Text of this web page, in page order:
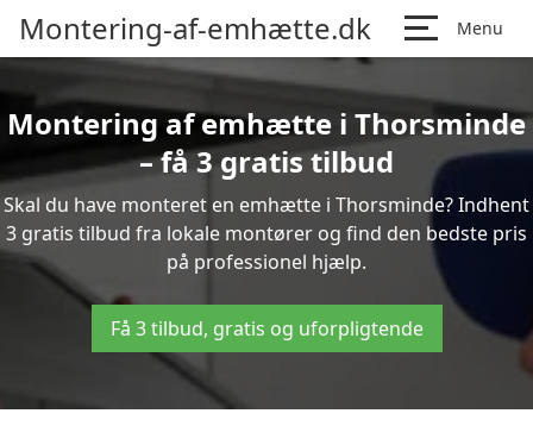
Montering-af-emhætte.dk Menu
Montering af emhætte i Thorsminde
– få 3 gratis tilbud
Skal du have monteret en emhætte i Thorsminde? Indhent
3 gratis tilbud fra lokale montører og find den bedste pris
på professionel hjælp.
Få 3 tilbud, gratis og uforpligtende